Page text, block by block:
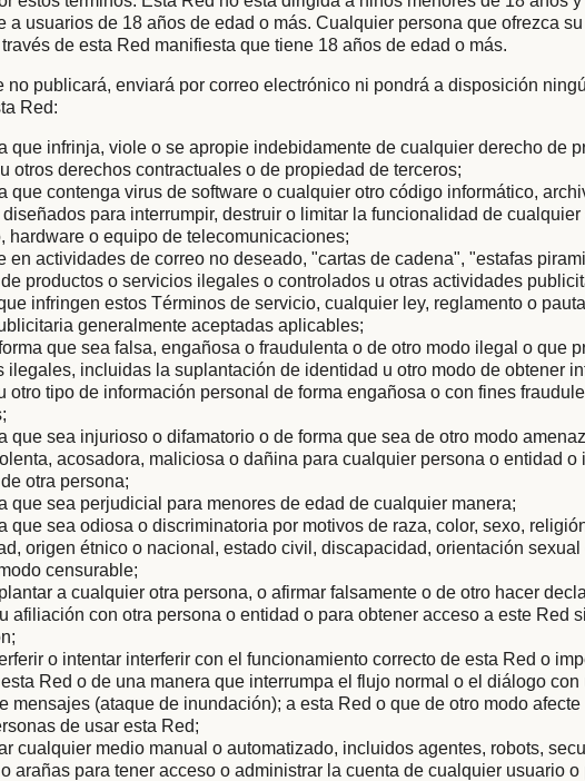
a usuarios de 18 años de edad o más. Cualquier persona que ofrezca
de esta Red manifiesta que tiene 18 años de edad o más.
no publicará, enviará por correo electrónico ni pondrá a disposición
Red:
que infrinja, viole o se apropie indebidamente de cualquier derecho de
otros derechos contractuales o de propiedad de terceros;
que contenga virus de software o cualquier otro código informático,
diseñados para interrumpir, destruir o limitar la funcionalidad de cualquier
hardware o equipo de telecomunicaciones;
en actividades de correo no deseado, "cartas de cadena", "estafas
productos o servicios ilegales o controlados u otras actividades
infringen estos Términos de servicio, cualquier ley, reglamento o
generalmente aceptadas aplicables;
que sea falsa, engañosa o fraudulenta o de otro modo ilegal o que
ilegales, incluidas la suplantación de identidad u otro modo de obtener
otro tipo de información personal de forma engañosa o con fines
que sea injurioso o difamatorio o de forma que sea de otro modo
acosadora, maliciosa o dañina para cualquier persona o entidad o
otra persona;
que sea perjudicial para menores de edad de cualquier manera;
que sea odiosa o discriminatoria por motivos de raza, color, sexo,
origen étnico o nacional, estado civil, discapacidad, orientación sexual
censurable;
a cualquier otra persona, o afirmar falsamente o de otro hacer
afiliación con otra persona o entidad o para obtener acceso a este Red
o intentar interferir con el funcionamiento correcto de esta Red o
Red o de una manera que interrumpa el flujo normal o el diálogo con
mensajes (ataque de inundación); a esta Red o que de otro modo
de usar esta Red;
cualquier medio manual o automatizado, incluidos agentes, robots,
arañas para tener acceso o administrar la cuenta de cualquier usuario o